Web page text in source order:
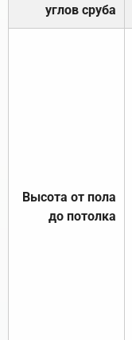
углов сруба
Высота от пола
до потолка